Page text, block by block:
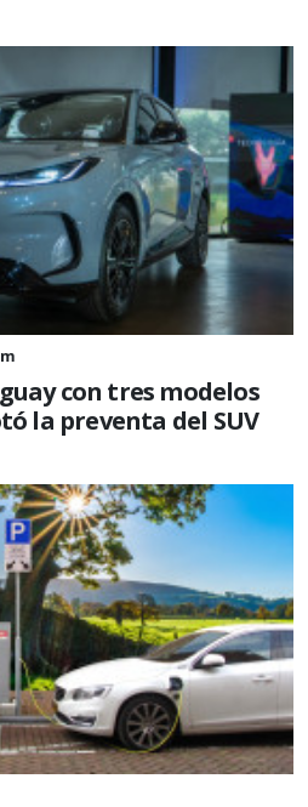
con tres modelos
la preventa del SUV